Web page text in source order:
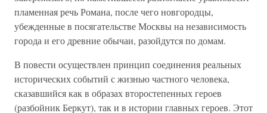
пламенная речь Романа, после чего новгородцы,
убежденные в посягательстве Москвы на независимость
города и его древние обычаи, разойдутся по домам.
В повести осуществлен принцип соединения реальных
исторических событий с жизнью частного человека,
сказавшийся как в образах второстепенных героев
(разбойник Беркут), так и в истории главных героев. Этот